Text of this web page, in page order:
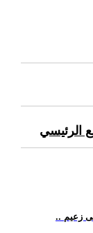
الرئيسي
زعيم